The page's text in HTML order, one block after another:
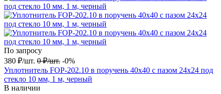
По запросу
380 ₽/шт. 0 ₽/шт. -0%
Уплотнитель FOP-202.10 в поручень 40х40 с пазом 24х24 под
стекло 10 мм, 1 м, черный
В наличии